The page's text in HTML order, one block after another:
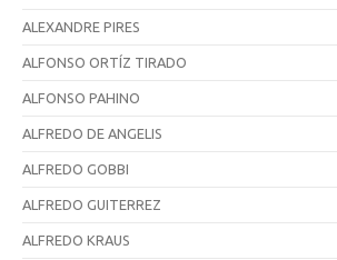
ALEXANDRE PIRES
ALFONSO ORTÍZ TIRADO
ALFONSO PAHINO
ALFREDO DE ANGELIS
ALFREDO GOBBI
ALFREDO GUITERREZ
ALFREDO KRAUS